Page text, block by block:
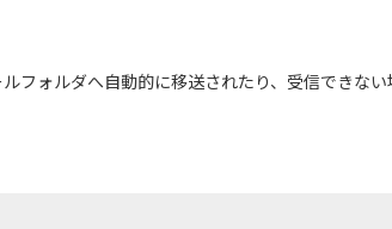
フォルダへ自動的に移送されたり、受信できない